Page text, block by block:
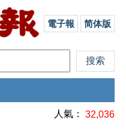
電子報 简体版
人氣： 32,036